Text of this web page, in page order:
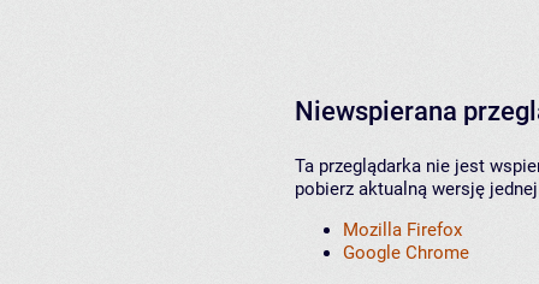
Niewspierana
Ta przeglądarka nie jest
pobierz aktualną wersję
Mozilla Firefox
Google Chrome